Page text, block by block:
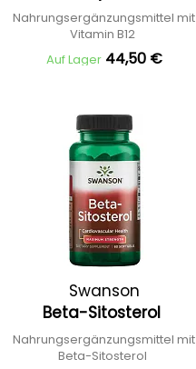
Nahrungsergänzungsmittel mit
Vitamin B12
Auf Lager 44,50 €
Swanson
Beta-Sitosterol
Nahrungsergänzungsmittel mit
Beta-Sitosterol